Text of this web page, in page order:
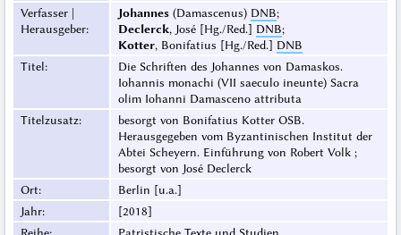
Verfasser |
Herausgeber:
Johannes(Damascenus) DNB;
Declerck, José [Hg./Red.] DNB;
Kotter, Bonifatius [Hg./Red.] DNB
Titel:
Die Schriften des Johannes von Damaskos.
Iohannis monachi (VII saeculo ineunte) Sacra
olim Iohanni Damasceno attributa
Titelzusatz:
besorgt von Bonifatius Kotter OSB.
Herausgegeben vom Byzantinischen Institut der
Abtei Scheyern. Einführung von Robert Volk ;
besorgt von José Declerck
Ort:
Berlin [u.a.]
Jahr:
[2018]